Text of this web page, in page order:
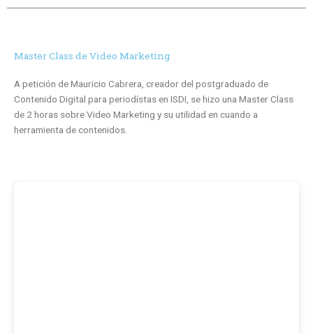
Master Class de Video Marketing
A petición de Mauricio Cabrera, creador del postgraduado de
Contenido Digital para periodístas en ISDI, se hizo una Master Class
de 2 horas sobre Video Marketing y su utilidad en cuando a
herramienta de contenidos.